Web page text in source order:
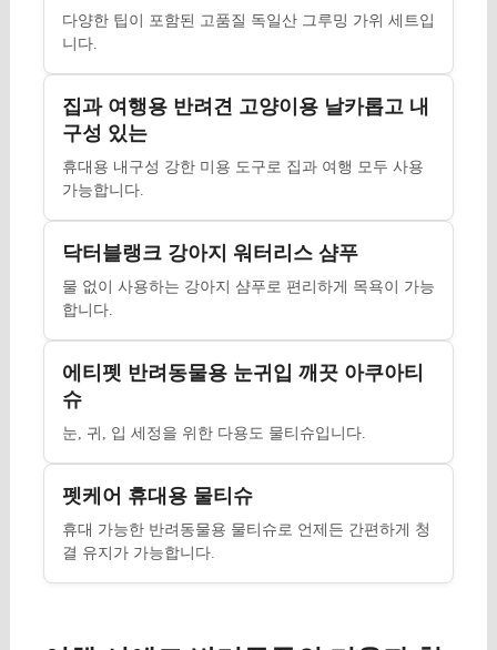
다양한 팁이 포함된 고품질 독일산 그루밍 가위 세트입
니다.
집과 여행용 반려견 고양이용 날카롭고 내
구성 있는
휴대용 내구성 강한 미용 도구로 집과 여행 모두 사용
가능합니다.
닥터블랭크 강아지 워터리스 샴푸
물 없이 사용하는 강아지 샴푸로 편리하게 목욕이 가능
합니다.
에티펫 반려동물용 눈귀입 깨끗 아쿠아티
슈
눈, 귀, 입 세정을 위한 다용도 물티슈입니다.
펫케어 휴대용 물티슈
휴대 가능한 반려동물용 물티슈로 언제든 간편하게 청
결 유지가 가능합니다.